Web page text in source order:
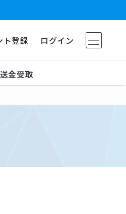
ト登録 ログイン
金受取